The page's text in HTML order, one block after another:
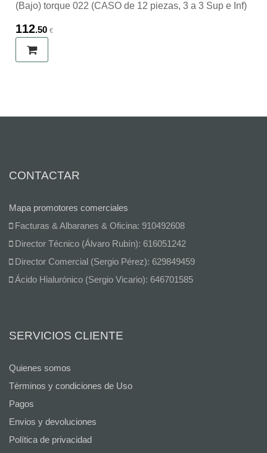
(Bajo) torque 022 (CASO de 12 piezas, 3 a 3 Sup e Inf)
112.50 €
CONTACTAR
Mapa promotores comerciales
Facturas & Albaranes & Oficina: 910492608
Director Técnico (Álvaro Rubín): 616051242
Director Comercial (Sergio Pérez): 629849459
Ácido Hialurónico (Sergio Vicario): 646701585
SERVICIOS CLIENTE
Quienes somos
Términos y condiciones de Uso
Pagos
Envios y devoluciones
Política de privacidad